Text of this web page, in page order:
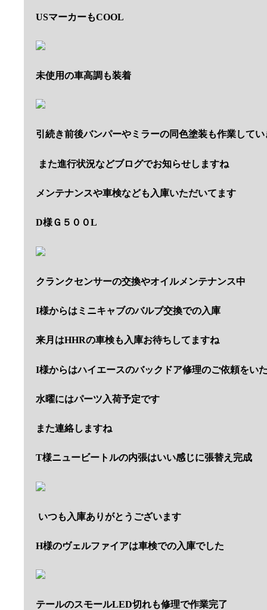
USマーカーもCOOL
未使用の車高調も装着
引続き前後バンパーやミラーの同色塗装も作業してい
また進行状況などブログでお知らせしますね
メンテナンスや車検なども入庫いただいてます
D様Ｇ５００L
クランクセンサーの交換やオイルメンテナンス中
I様からはミニキャブのバルブ交換での入庫
来月はHHRの車検も入庫お待ちしてますね
I様からはハイエースのバックドア修理のご依頼をい
水曜にはパーツ入荷予定です
また連絡しますね
T様ニュービートルの内張はいい感じに張替え完成
いつも入庫ありがとうございます
H様のヴェルファイアは車検での入庫でした
テールのスモールLED切れも修理で作業完了